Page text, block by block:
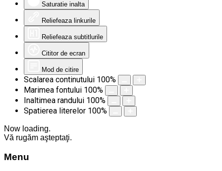
Saturatie inalta
Reliefeaza linkurile
Reliefeaza subtitlurile
Cititor de ecran
Mod de citire
Scalarea continutului 100%
Marimea fontului 100%
Inaltimea randului 100%
Spatierea literelor 100%
Now loading.
Vă rugăm aşteptaţi.
Menu